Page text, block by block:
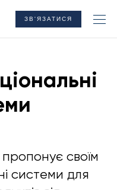
ЗВ'ЯЗАТИСЯ
своїм
системи для